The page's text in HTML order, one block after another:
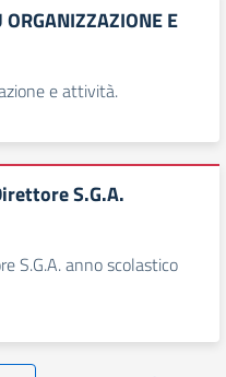
E
e attività.
S.G.A.
S.G.A. anno scolastico